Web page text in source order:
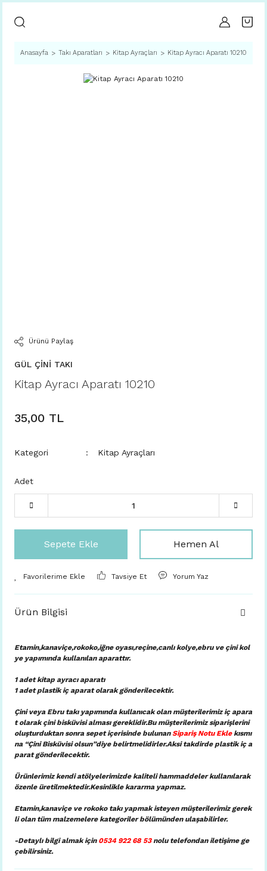
Anasayfa Takı Aparatları Kitap Ayraçları Kitap Ayracı Aparatı 10210
Ürünü Paylaş
GÜL ÇİNİ TAKI
Kitap Ayracı Aparatı 10210
35,00 TL
Kategori Kitap Ayraçları
Adet
Sepete Ekle Hemen Al
Tavsiye Et Yorum Yaz
Ürün Bilgisi
Etamin,kanaviçe,rokoko,iğne oyası,reçine,canlı kolye,ebru ve çini kol
ye yapımında kullanılan aparattır.
1 adet kitap ayracı aparatı
1 adet plastik iç aparatolarak gönderilecektir.
Çini veya Ebru takı yapımında kullanıcak olan müşterilerimiz iç apara
t olarak çini bisküvisi alması gereklidir.Bu müşterilerimiz siparişlerini
oluşturduktan sonra sepet içerisinde bulunanSipariş Notu Eklekısmı
na “Çini Bisküvisi olsun”diye belirtmelidirler.Aksi takdirde plastik iç a
parat gönderilecektir.
Ürünlerimiz kendi atölyelerimizde kaliteli hammaddeler kullanılarak
özenle üretilmektedir.Kesinlikle kararma yapmaz.
Etamin,kanaviçe ve rokoko takı yapmak isteyen müşterilerimiz gerek
li olan tüm malzemelere kategoriler bölümünden ulaşabilirler.
-Detaylı bilgi almak için 0534 922 68 53nolu telefondan iletişime ge
çebilirsiniz.